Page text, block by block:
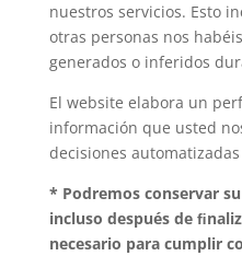
nuestros servicios. Esto
otras personas nos
generados o inferidos
El website elabora un
información que usted
decisiones
* Podremos conservar su
incluso después de
necesario para cumplir